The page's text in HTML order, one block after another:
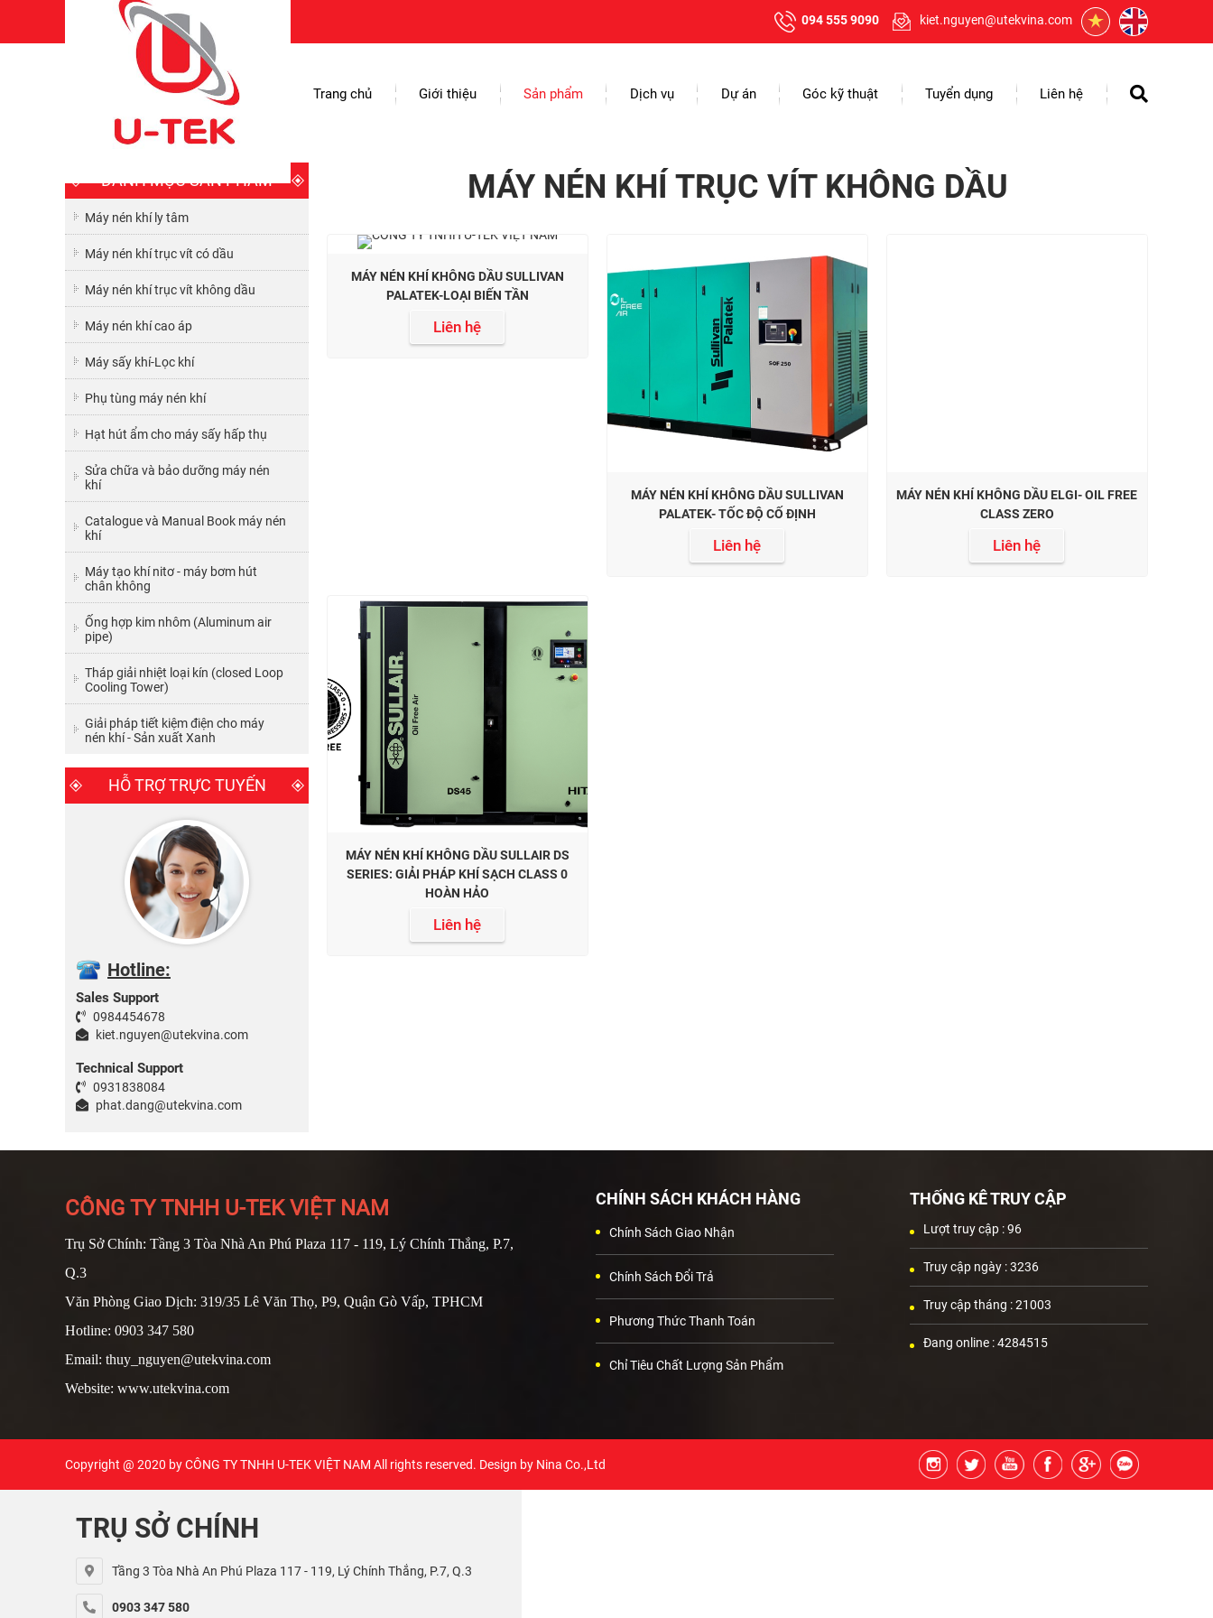
094 555 9090 kiet.nguyen@utekvina.com
Trang chủ Giới thiệu Sản phẩm Dịch vụ Dự án Góc kỹ thuật Tuyển dụng Liên hệ
DANH MỤC SẢN PHẨM
Máy nén khí ly tâm
Máy nén khí trục vít có dầu
Máy nén khí trục vít không dầu
Máy nén khí cao áp
Máy sấy khí-Lọc khí
Phụ tùng máy nén khí
Hạt hút ẩm cho máy sấy hấp thụ
Sửa chữa và bảo dưỡng máy nén
khí
Catalogue và Manual Book máy nén
khí
Máy tạo khí nitơ - máy bơm hút
chân không
Ống hợp kim nhôm (Aluminum air
pipe)
Tháp giải nhiệt loại kín (closed Loop
Cooling Tower)
Giải pháp tiết kiệm điện cho máy
nén khí - Sản xuất Xanh
HỖ TRỢ TRỰC TUYẾN
Hotline:
Sales Support
0984454678
kiet.nguyen@utekvina.com
Technical Support
0931838084
phat.dang@utekvina.com
MÁY NÉN KHÍ TRỤC VÍT KHÔNG DẦU
MÁY NÉN KHÍ KHÔNG DẦU SULLIVAN
PALATEK-LOẠI BIẾN TẦN
Liên hệ
MÁY NÉN KHÍ KHÔNG DẦU SULLIVAN
PALATEK- TỐC ĐỘ CỐ ĐỊNH
Liên hệ
MÁY NÉN KHÍ KHÔNG DẦU ELGI- OIL FREE
CLASS ZERO
Liên hệ
MÁY NÉN KHÍ KHÔNG DẦU SULLAIR DS
SERIES: GIẢI PHÁP KHÍ SẠCH CLASS 0
HOÀN HẢO
Liên hệ
CÔNG TY TNHH U-TEK VIỆT NAM
Trụ Sở Chính: Tầng 3 Tòa Nhà An Phú Plaza 117 - 119, Lý Chính Thắng, P.7,
Q.3
Văn Phòng Giao Dịch: 319/35 Lê Văn Thọ, P9, Quận Gò Vấp, TPHCM
Hotline: 0903 347 580
Email: thuy_nguyen@utekvina.com
Website: www.utekvina.com
CHÍNH SÁCH KHÁCH HÀNG
Chính Sách Giao Nhận
Chính Sách Đổi Trả
Phương Thức Thanh Toán
Chỉ Tiêu Chất Lượng Sản Phẩm
THỐNG KÊ TRUY CẬP
Lượt truy cập :96
Truy cập ngày :3236
Truy cập tháng :21003
Đang online :4284515
Copyright @ 2020 byCÔNG TY TNHH U-TEK VIỆT NAM All rights reserved. Design by Nina Co.,Ltd
TRỤ SỞ CHÍNH
Tầng 3 Tòa Nhà An Phú Plaza 117 - 119, Lý Chính Thắng, P.7, Q.3
0903 347 580